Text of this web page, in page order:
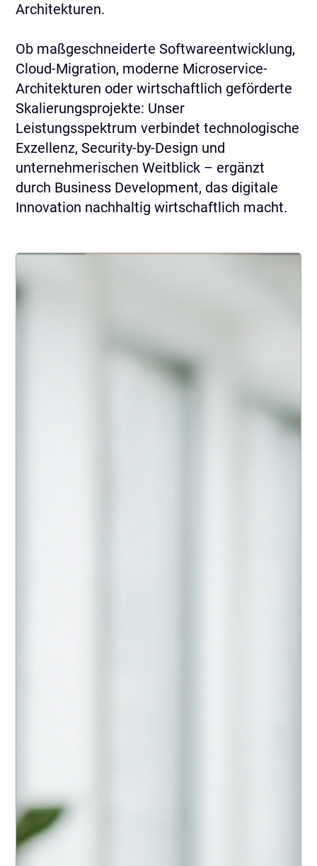
Architekturen.
Ob maßgeschneiderte Softwareentwicklung,
Cloud-Migration, moderne Microservice-
Architekturen oder wirtschaftlich geförderte
Skalierungsprojekte: Unser
Leistungsspektrum verbindet technologische
Exzellenz, Security-by-Design und
unternehmerischen Weitblick – ergänzt
durch Business Development, das digitale
Innovation nachhaltig wirtschaftlich macht.